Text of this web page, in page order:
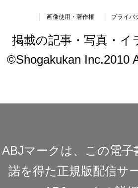
画像使用・著作権 プライバ
掲載の記事・写真・
©Shogakukan Inc.2010
ABJマークは、この電
諾を得た正規版配信サ